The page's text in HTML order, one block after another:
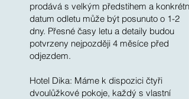
prodává s velkým předstihem a konkrétní
datum odletu může být posunuto o 1-2
dny. Přesné časy letu a detaily budou
potvrzeny nejpozději 4 měsíce před
odjezdem.
Hotel Dika: Máme k dispozici čtyři
dvoulůžkové pokoje, každý s vlastní